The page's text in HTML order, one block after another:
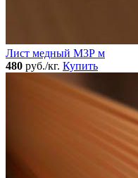
Лист медный М3Р м
480 руб./кг. Купить